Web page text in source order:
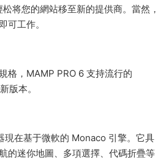
将您的網站移至新的提供商。當然，
可工作。
格，MAMP PRO 6 支持流行的
版本。
現在基于微軟的 Monaco 引擎。它具
的迷你地圖、多項選擇、代碼折疊等